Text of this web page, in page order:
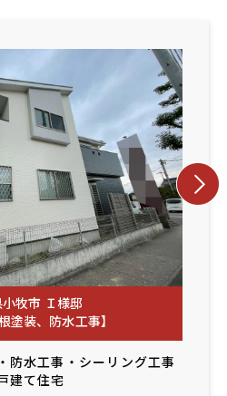
牧市 Ｉ様邸
塗装、防水工事】
・ 防水工事 ・ シーリング工事
建て住宅